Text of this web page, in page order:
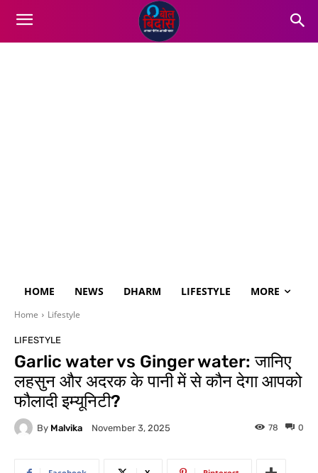
HOME NEWS DHARM LIFESTYLE MORE
Home Lifestyle
LIFESTYLE
Garlic water vs Ginger water: जानिए
लहसुन और अदरक के पानी में से कौन देगा आपको
फौलादी इम्यूनिटी?
By Malvika November 3, 2025 0
78